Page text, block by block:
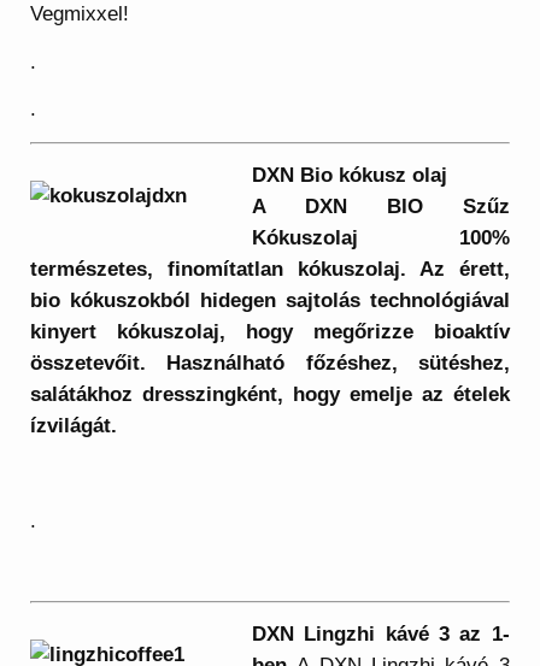
Vegmixxel!
.
.
DXN Bio kókusz olaj
A DXN BIO Szűz
Kókuszolaj 100%
természetes, finomítatlan kókuszolaj. Az érett,
bio kókuszokból hidegen sajtolás technológiával
kinyert kókuszolaj, hogy megőrizze bioaktív
összetevőit. Használható főzéshez, sütéshez,
salátákhoz dresszingként, hogy emelje az ételek
ízvilágát.
.
DXN Lingzhi kávé 3 az 1-